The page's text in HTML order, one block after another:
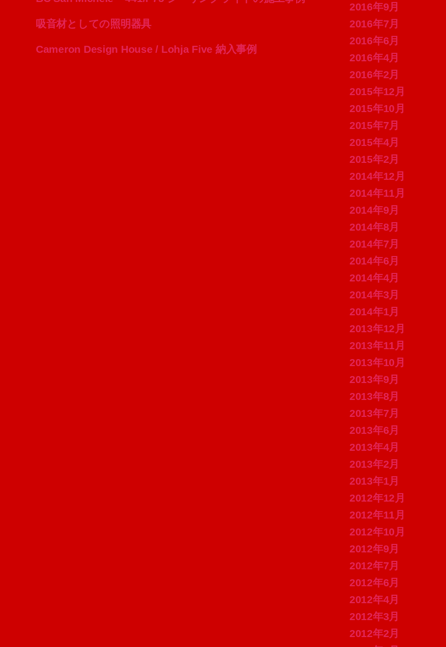
吸音材としての照明器具
Cameron Design House / Lohja Five 納入事例
2016年9月
2016年7月
2016年6月
2016年4月
2016年2月
2015年12月
2015年10月
2015年7月
2015年4月
2015年2月
2014年12月
2014年11月
2014年9月
2014年8月
2014年7月
2014年6月
2014年4月
2014年3月
2014年1月
2013年12月
2013年11月
2013年10月
2013年9月
2013年8月
2013年7月
2013年6月
2013年4月
2013年2月
2013年1月
2012年12月
2012年11月
2012年10月
2012年9月
2012年7月
2012年6月
2012年4月
2012年3月
2012年2月